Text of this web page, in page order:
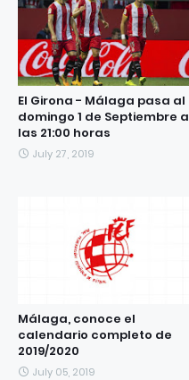
El Girona - Málaga pasa al
domingo 1 de Septiembre a
las 21:00 horas
July 27, 2019
Málaga, conoce el
calendario completo de
2019/2020
July 05, 2019